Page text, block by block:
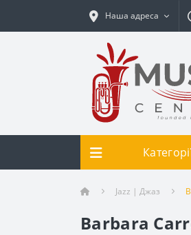
Наша адреса
Jazz | Джаз
Barbara